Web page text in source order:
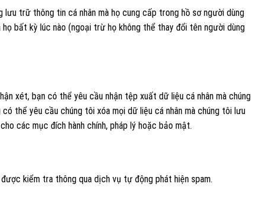
trữ thông tin cá nhân mà họ cung cấp trong hồ sơ người dùng
bất kỳ lúc nào (ngoại trừ họ không thể thay đổi tên người dùng
xét, bạn có thể yêu cầu nhận tệp xuất dữ liệu cá nhân mà chúng
thể yêu cầu chúng tôi xóa mọi dữ liệu cá nhân mà chúng tôi lưu
các mục đích hành chính, pháp lý hoặc bảo mật.
kiểm tra thông qua dịch vụ tự động phát hiện spam.